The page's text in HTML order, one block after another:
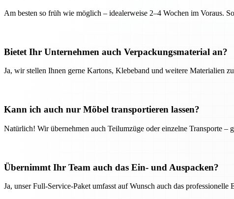
Am besten so früh wie möglich – idealerweise 2–4 Wochen im Voraus.
Bietet Ihr Unternehmen auch Verpackungsmaterial an?
Ja, wir stellen Ihnen gerne Kartons, Klebeband und weitere Materialien
Kann ich auch nur Möbel transportieren lassen?
Natürlich! Wir übernehmen auch Teilumzüge oder einzelne Transporte –
Übernimmt Ihr Team auch das Ein- und Auspacken?
Ja, unser Full-Service-Paket umfasst auf Wunsch auch das